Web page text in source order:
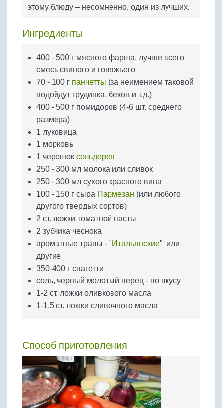
Бобовые
Крупы
этому блюду – несомненно, один из лучших.
Ингредиенты
400 - 500 г мясного фарша, лучше всего
смесь свиного и говяжьего
70 - 100 г панчетты (за неимением таковой
подойдут грудинка, бекон и т.д.)
400 - 500 г помидоров (4-6 шт. среднего
размера)
1 луковица
1 морковь
1 черешок сельдерея
250 - 300 мл молока или сливок
250 - 300 мл сухого красного вина
100 - 150 г сыра Пармезан (или любого
другого твердых сортов)
2 ст. ложки томатной пасты
2 зубчика чеснока
ароматные травы - "Итальянские" или
другие
350-400 г спагетти
соль, черный молотый перец - по вкусу
1-2 ст. ложки оливкового масла
1-1,5 ст. ложки сливочного масла
Способ приготовления